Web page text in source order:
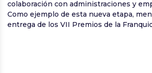
colaboración con administraciones y
Como ejemplo de esta nueva etapa,
entrega de los VII Premios de la